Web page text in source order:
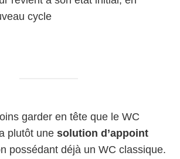
cycle
garder en tête que le WC
plutôt une solution d’appoint
possédant déjà un WC classique.